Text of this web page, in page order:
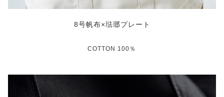
8号帆布×琺瑯プレート
COTTON 100％